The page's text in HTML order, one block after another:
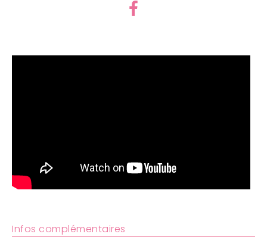
Infos complémentaires